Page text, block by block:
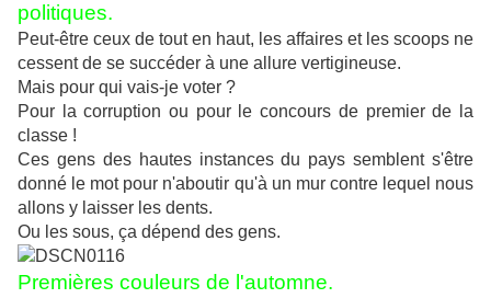
politiques.
Peut-être ceux de tout en haut, les affaires et les scoops ne
cessent de se succéder à une allure vertigineuse.
Mais pour qui vais-je voter ?
Pour la corruption ou pour le concours de premier de la
classe !
Ces gens des hautes instances du pays semblent s'être
donné le mot pour n'aboutir qu'à un mur contre lequel nous
allons y laisser les dents.
Ou les sous, ça dépend des gens.
Premières couleurs de l'automne.